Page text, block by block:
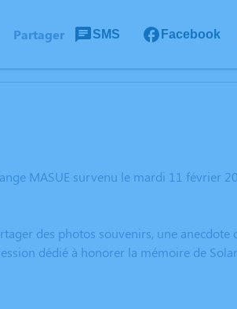
Partager SMS Facebook
MASUE survenu le mardi 11 février
des photos souvenirs, une anecdote
dédié à honorer la mémoire de